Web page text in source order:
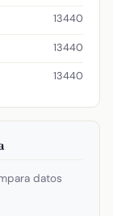
13440
13440
13440
datos